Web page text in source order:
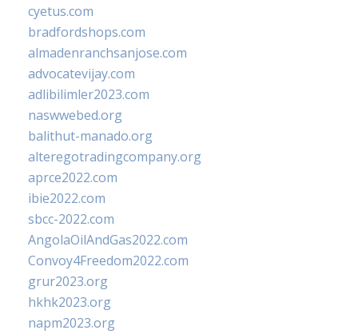
cyetus.com
bradfordshops.com
almadenranchsanjose.com
advocatevijay.com
adlibilimler2023.com
naswwebed.org
balithut-manado.org
alteregotradingcompany.org
aprce2022.com
ibie2022.com
sbcc-2022.com
AngolaOilAndGas2022.com
Convoy4Freedom2022.com
grur2023.org
hkhk2023.org
napm2023.org